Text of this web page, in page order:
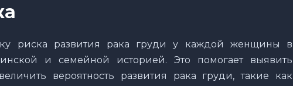
риска развития рака груди у каждой женщины в
и семейной историей. Это помогает выявить
вероятность развития рака груди, такие как